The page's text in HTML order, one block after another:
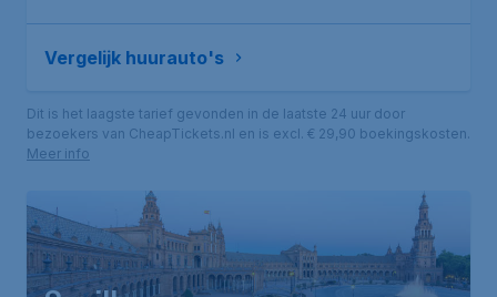
Vergelijk huurauto's
Dit is het laagste tarief gevonden in de laatste 24 uur door
bezoekers van CheapTickets.nl en is excl. € 29,90 boekingskosten.
Meer info